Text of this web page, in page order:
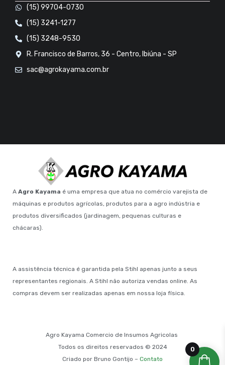
(15) 99704-0730
(15) 3241-1277
(15) 3248-9530
R. Francisco de Barros, 36 - Centro, Ibiúna - SP
sac@agrokayama.com.br
A Agro Kayama é uma empresa que atua no comércio varejista de
máquinas e produtos agrícolas, produtos para a agro indústria e
produtos diversificados (jardinagem, pequenas culturas e
chácaras).
A assistência técnica é garantida pela Stihl apenas junto a seus
representantes regionais. A Stihl não autoriza vendas online. As
compras devem ser realizadas apenas em nossa loja física.
Agro Kayama Comercio de Insumos Agricolas
Todos os direitos reservados © 2024
Criado por Bruno Gontijo – Contato
0